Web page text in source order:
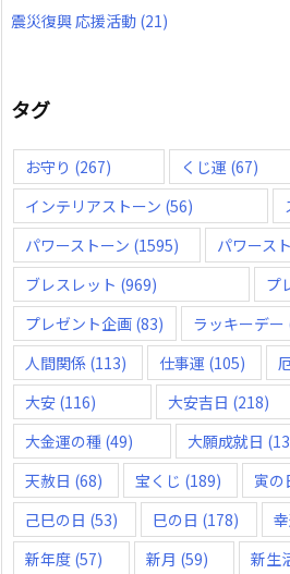
震災復興 応援活動 (21)
タグ
お守り (267) くじ運 (67)
インテリアストーン (56)
パワーストーン (1595) パワース
ブレスレット (969) プ
プレゼント企画 (83) ラッキーデー
人間関係 (113) 仕事運 (105)
大安 (116) 大安吉日 (218)
大金運の種 (49) 大願成就日
天赦日 (68) 宝くじ (189) 寅の
己巳の日 (53) 巳の日 (178)
新年度 (57) 新月 (59) 新生